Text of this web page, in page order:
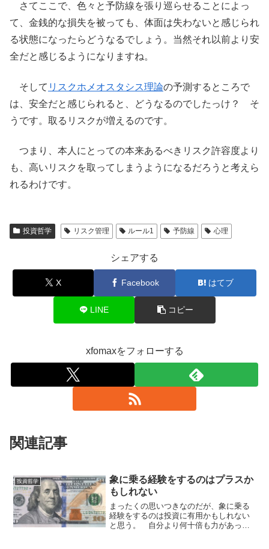
さてここで、色々と予防線を張り巡らせることによっ
て、金銭的な損失を被っても、体面は失わないと感じられ
る状態になったらどうなるでしょう。当然それ以前より安
全だと感じるようになりますね。
そして リスクホメオスタシス理論の予測するところで
は、安全だと感じられると、どうなるのでしたっけ？ そ
うです。取るリスクが増えるのです。
つまり、本人にとっての本来あるべきリスク許容度より
も、高いリスクを取ってしまうようになるだろうと考えら
れるわけです。
投資哲学 リスク管理 ルール1 予防線 心理
シェアする
X Facebook はてブ
LINE コピー
xfomaxをフォローする
関連記事
投資哲学
象に乗る経験をするのはプラスか
もしれない
まったくの思いつきなのだが、象に乗る
経験をするのは投資に有用かもしれない
と思う。 自分より何十倍も力があって